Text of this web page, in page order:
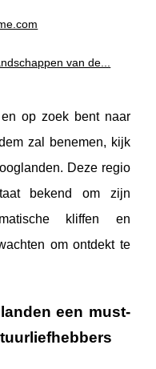
van de...
op zoek bent naar
zal benemen, kijk
Deze regio
bekend om zijn
kliffen en
om ontdekt te
een must-